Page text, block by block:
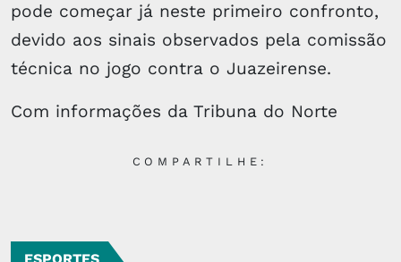
pode começar já neste primeiro confronto,
devido aos sinais observados pela comissão
técnica no jogo contra o Juazeirense.
Com informações da Tribuna do Norte
COMPARTILHE: